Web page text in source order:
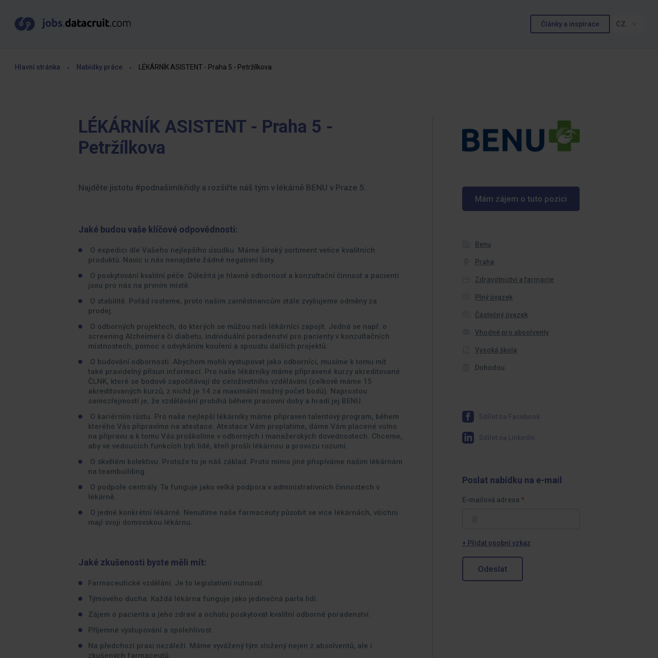
Články a inspirace CZ
Hlavní stránka Nabídky práce LÉKÁRNÍK ASISTENT - Praha 5 - Petržílkova
LÉKÁRNÍK ASISTENT - Praha 5 -
Petržílkova
Mám zájem o tuto pozici
Benu
Praha
Zdravotnictví a farmacie
Plný úvazek
Částečný úvazek
Vhodné pro absolventy
Vysoká škola
Dohodou
Najděte jistotu #podnašimikřídly a rozšiřte náš tým v lékárně BENU v Praze 5.
Jaké budou vaše klíčové odpovědnosti:
O expedici dle Vašeho nejlepšího úsudku. Máme široký sortiment velice kvalitních
produktů. Navíc u nás nenajdete žádné negativní listy.
O poskytování kvalitní péče. Důležitá je hlavně odbornost a konzultační činnost a pacienti
jsou pro nás na prvním místě.
O stabilitě. Pořád rosteme, proto našim zaměstnancům stále zvyšujeme odměny za
prodej.
O odborných projektech, do kterých se můžou naši lékárníci zapojit. Jedná se např. o
screening Alzheimera či diabetu, individuální poradenství pro pacienty v konzultačních
místnostech, pomoc s odvykáním kouření a spoustu dalších projektů.
O budování odbornosti. Abychom mohli vystupovat jako odborníci, musíme k tomu mít
také pravidelný přísun informací. Pro naše lékárníky máme připravené kurzy akreditované
ČLNK, které se bodově započítávají do celoživotního vzdělávání (celkově máme 15
akreditovaných kurzů, z nichž je 14 za maximální možný počet bodů). Naprostou
samozřejmostí je, že vzdělávání probíhá během pracovní doby a hradí jej BENU.
O kariérním růstu. Pro naše nejlepší lékárníky máme připraven talentový program, během
kterého Vás připravíme na atestace. Atestace Vám proplatíme, dáme Vám placené volno
na přípravu a k tomu Vás proškolíme v odborných i manažerských dovednostech. Chceme,
aby ve vedoucích funkcích byli lidé, kteří prošli lékárnou a provozu rozumí.
O skvělém kolektivu. Protože to je náš základ. Proto mimo jiné přispíváme našim lékárnám
na teambuilding.
O podpoře centrály. Ta funguje jako velká podpora v administrativních činnostech v
lékárně.
O jedné konkrétní lékárně. Nenutíme naše farmaceuty působit ve více lékárnách, všichni
mají svoji domovskou lékárnu.
Jaké zkušenosti byste měli mít:
Farmaceutické vzdělání. Je to legislativní nutností.
Týmového ducha. Každá lékárna funguje jako jedinečná parta lidí.
Zájem o pacienta a jeho zdraví a ochotu poskytovat kvalitní odborné poradenství.
Příjemné vystupování a spolehlivost.
Na předchozí praxi nezáleží. Máme vyvážený tým složený nejen z absolventů, ale i
zkušených farmaceutů.
Poslat nabídku na e-mail
E-mailová adresa
+ Přidat osobní vzkaz
Odeslat